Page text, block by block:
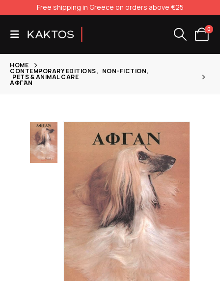
Free shipping in Greece on orders above €25
0
HOME
CONTEMPORARY EDITIONS, NON-FICTION,
PETS & ANIMAL CARE
ΑΦΓΆΝ